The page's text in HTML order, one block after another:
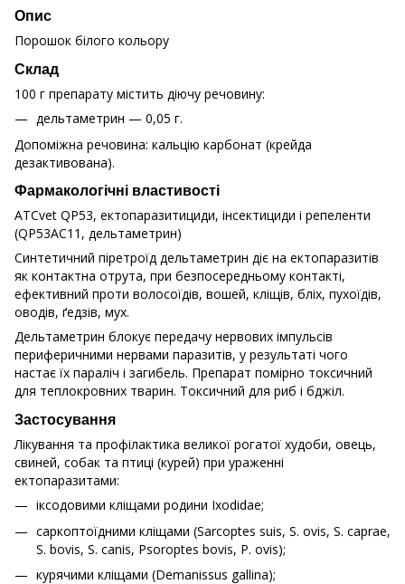
Опис
Порошок білого кольору
Склад
100 г препарату містить діючу речовину:
дельтаметрин — 0,05 г.
Допоміжна речовина: кальцію карбонат (крейда
дезактивована).
Фармакологічні властивості
ATCvet QP53, ектопаразитициди, інсектициди і репеленти
(QP53АС11, дельтаметрин)
Синтетичний піретроїд дельтаметрин діє на ектопаразитів
як контактна отрута, при безпосередньому контакті,
ефективний проти волосоїдів, вошей, кліщів, бліх, пухоїдів,
оводів, ґедзів, мух.
Дельтаметрин блокує передачу нервових імпульсів
периферичними нервами паразитів, у результаті чого
настає їх параліч і загибель. Препарат помірно токсичний
для теплокровних тварин. Токсичний для риб і бджіл.
Застосування
Лікування та профілактика великої рогатої худоби, овець,
свиней, собак та птиці (курей) при ураженні
ектопаразитами:
іксодовими кліщами родини Ixodidae;
саркоптоїдними кліщами (Sarcoptes suis, S. ovis, S. caprae,
S. bovis, S. canis, Psoroptes bovis, P. ovis);
курячими кліщами (Demanissus gallina);